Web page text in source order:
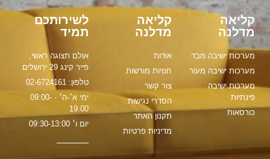
קליאה
מדלנה
מערכות ישיבה מבד
מערכות ישיבה מעור
מערכות ישיבה
פינתיות
כורסאות
קליאה
מדלנה
אודות
חנויות מורשות
צור קשר
הסדרי נגישות
תקנון האתר
מדיניות פרטיות
לשירותכם
תמיד
אולם תצוגה ראשי,
פייר קינג 29 ירושלים
טלפון: 02-6724161
ימי א׳-ה׳ - 09:00-
19:00
יום ו׳ 09:30-13:00